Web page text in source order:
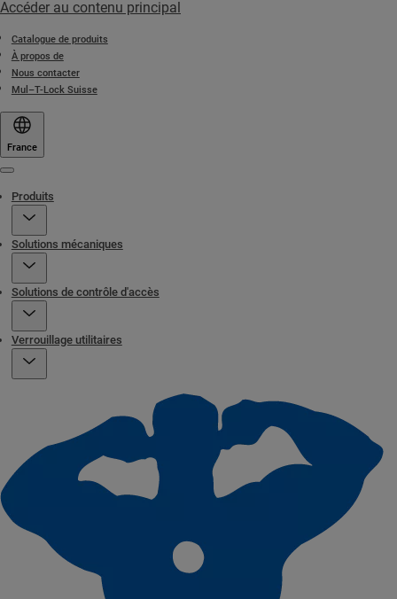
Accéder au contenu principal
Catalogue de produits
À propos de
Nous contacter
Mul–T-Lock Suisse
France
Produits
Solutions mécaniques
Solutions de contrôle d'accès
Verrouillage utilitaires